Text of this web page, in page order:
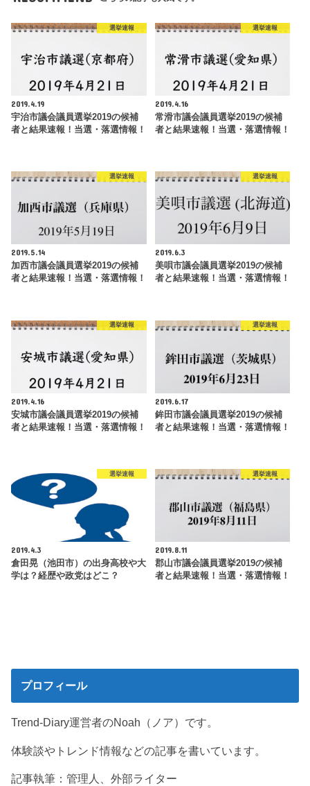
選挙速報
2019.4.19
宇治市議会議員選挙2019の候補
者と結果速報！当選・落選情報！
選挙速報
2019.4.16
常滑市議会議員選挙2019の候補
者と結果速報！当選・落選情報！
選挙速報
2019.5.14
加西市議会議員選挙2019の候補
者と結果速報！当選・落選情報！
選挙速報
2019.6.3
美唄市議会議員選挙2019の候補
者と結果速報！当選・落選情報！
選挙速報
2019.4.16
安城市議会議員選挙2019の候補
者と結果速報！当選・落選情報！
選挙速報
2019.6.17
鉾田市議会議員選挙2019の候補
者と結果速報！当選・落選情報！
選挙速報
2019.4.3
倉田晃（池田市）の出身高校や大
学は？経歴や政党はどこ？
選挙速報
2019.8.11
郡山市議会議員選挙2019の候補
者と結果速報！当選・落選情報！
プロフィール
Trend-Diary運営者のNoah（ノア）です。
体験談やトレンド情報などの記事を書いています。
記事執筆：管理人、外部ライター